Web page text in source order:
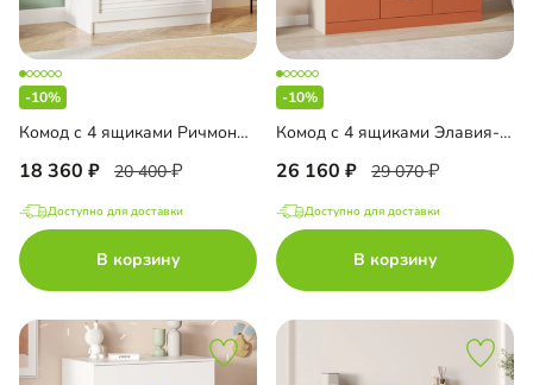
-10%
Комод с 4 ящиками Ричмонд-1
18 360 20 400
Доступно для доставки
В корзину
-10%
Комод с 4 ящиками Элавия-4 Премиум
26 160 29 070
Доступно для доставки
В корзину